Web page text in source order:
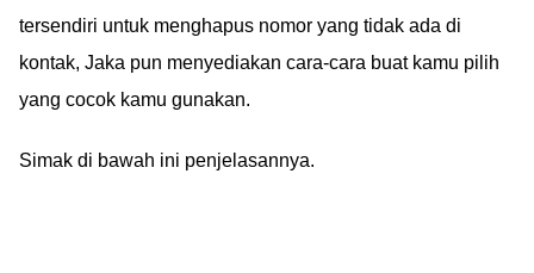
tersendiri untuk menghapus nomor yang tidak ada di
kontak, Jaka pun menyediakan cara-cara buat kamu pilih
yang cocok kamu gunakan.
Simak di bawah ini penjelasannya.